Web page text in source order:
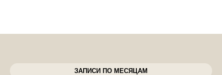
ЗАПИСИ ПО МЕСЯЦАМ